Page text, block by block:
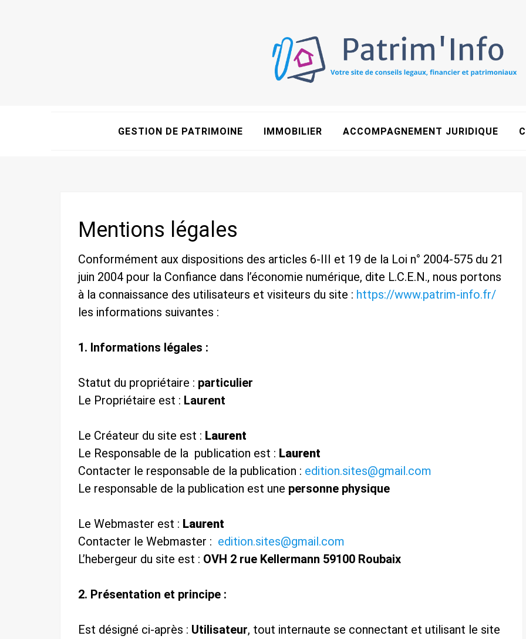
GESTION DE PATRIMOINE IMMOBILIER ACCOMPAGNEMENT JURIDIQUE
Mentions légales
Conformément aux dispositions des articles 6-III et 19 de la Loi n° 2004-575 du 21
juin 2004 pour la Confiance dans l’économie numérique, dite L.C.E.N., nous portons
à la connaissance des utilisateurs et visiteurs du site : https://www.patrim-info.fr/
les informations suivantes :
1. Informations légales :
Statut du propriétaire : particulier
Le Propriétaire est : Laurent
Le Créateur du site est : Laurent
Le Responsable de la publication est : Laurent
Contacter le responsable de la publication : edition.sites@gmail.com
Le responsable de la publication est une personne physique
Le Webmaster est : Laurent
Contacter le Webmaster : edition.sites@gmail.com
L’hebergeur du site est : OVH 2 rue Kellermann 59100 Roubaix
2. Présentation et principe :
Est désigné ci-après : Utilisateur, tout internaute se connectant et utilisant le site